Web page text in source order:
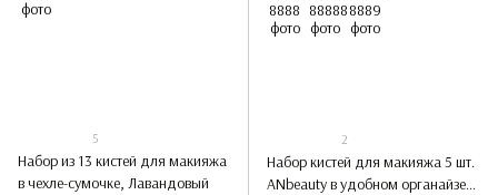
5
Набор из 13 кистей для макияжа
в чехле-сумочке, Лавандовый
2
Набор кистей для макияжа 5 шт.
ANbeauty в удобном органайзере